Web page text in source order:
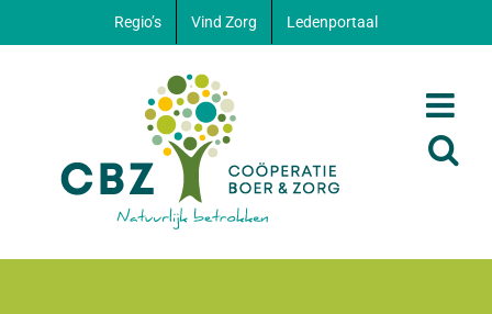
naar
Regio’s Vind Zorg Ledenportaal